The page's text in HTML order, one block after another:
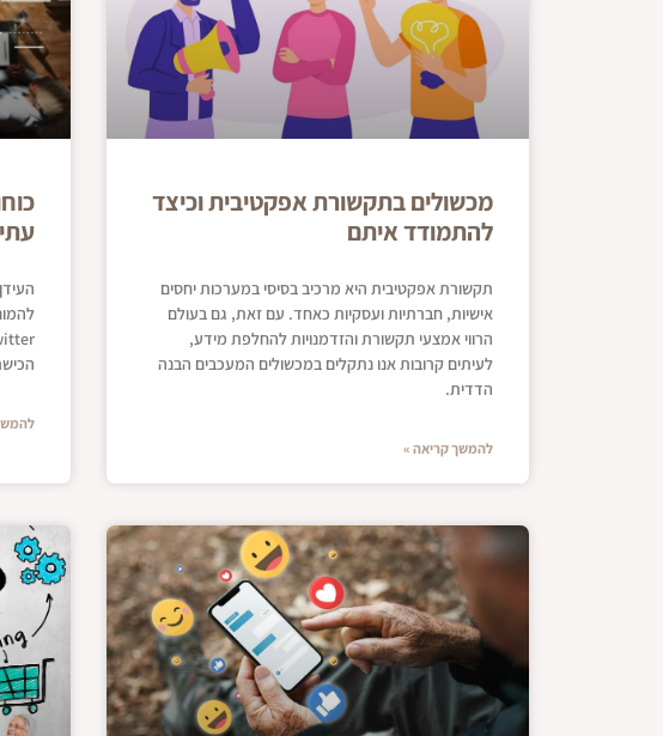
מכשולים בתקשורת אפקטיבית וכיצד
להתמודד איתם
תקשורת אפקטיבית היא מרכיב בסיסי במערכות יחסים
אישיות, חברתיות ועסקיות כאחד. עם זאת, גם בעולם
הרווי אמצעי תקשורת והזדמנויות להחלפת מידע,
לעיתים קרובות אנו נתקלים במכשולים המעכבים הבנה
הדדית.
להמשך קריאה »